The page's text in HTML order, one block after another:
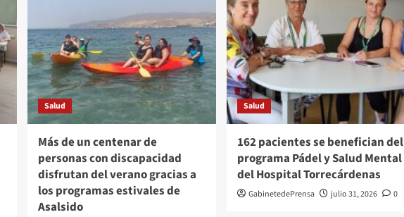
Salud
Más de un centenar de
personas con discapacidad
disfrutan del verano gracias a
los programas estivales de
Asalsido
Salud
162 pacientes se benefician del
programa Pádel y Salud Mental
del Hospital Torrecárdenas
GabinetedePrensa julio 31, 2026 0